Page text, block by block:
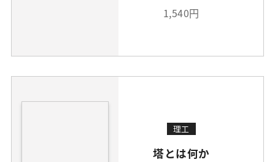
1,540円
理工
塔とは何か